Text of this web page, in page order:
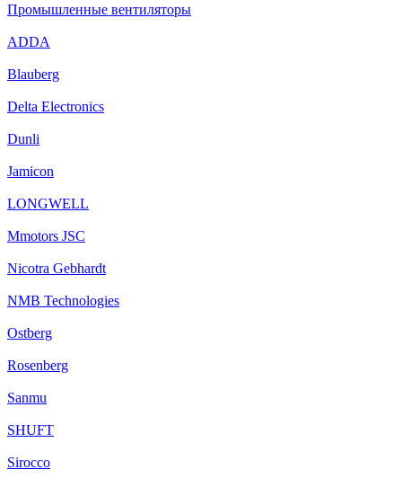
Промышленные вентиляторы
ADDA
Blauberg
Delta Electronics
Dunli
Jamicon
LONGWELL
Mmotors JSC
Nicotra Gebhardt
NMB Technologies
Ostberg
Rosenberg
Sanmu
SHUFT
Sirocco